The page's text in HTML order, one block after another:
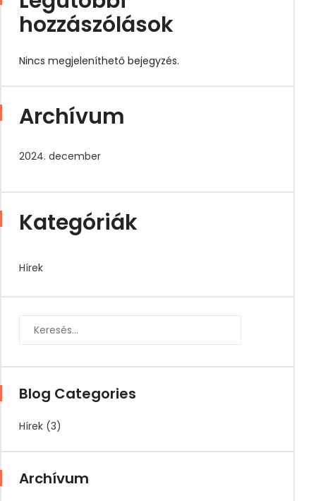
hozzászólások
Nincs megjeleníthető bejegyzés.
Archívum
2024. december
Kategóriák
Hírek
Blog Categories
Hírek (3)
Archívum